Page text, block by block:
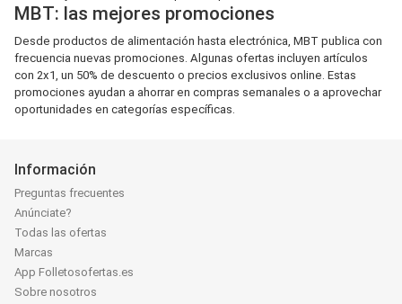
MBT: las mejores promociones
Desde productos de alimentación hasta electrónica, MBT publica con
frecuencia nuevas promociones. Algunas ofertas incluyen artículos
con 2x1, un 50% de descuento o precios exclusivos online. Estas
promociones ayudan a ahorrar en compras semanales o a aprovechar
oportunidades en categorías específicas.
Información
Preguntas frecuentes
Anúnciate?
Todas las ofertas
Marcas
App Folletosofertas.es
Sobre nosotros